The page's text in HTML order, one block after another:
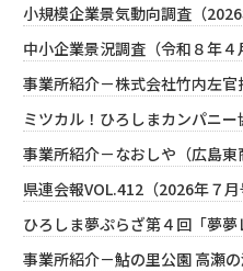
小規模企業景気動向調査（
中小企業景況調査（令和８年
事業所紹介－株式会社竹内左官
ミツカル！ひろしまカンパニ
事業所紹介－なおしや（広島東
県連会報VOL.412（2026年７
ひろしま夢ぷらざ第４回「夢
事業所紹介－鮎の里公園 高瀬の